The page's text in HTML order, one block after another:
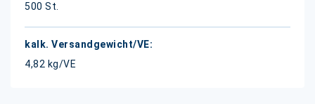
500 St.
4,82 kg/VE